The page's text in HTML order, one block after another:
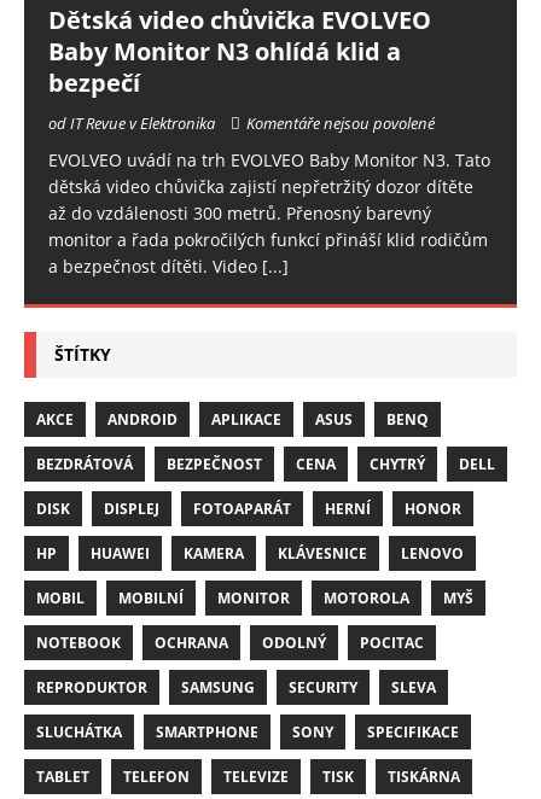
Dětská video chůvička EVOLVEO
Baby Monitor N3 ohlídá klid a
bezpečí
od IT Revue v Elektronika Komentáře nejsou povolené
EVOLVEO uvádí na trh EVOLVEO Baby Monitor N3. Tato
dětská video chůvička zajistí nepřetržitý dozor dítěte
až do vzdálenosti 300 metrů. Přenosný barevný
monitor a řada pokročilých funkcí přináší klid rodičům
a bezpečnost dítěti. Video [...]
ŠTÍTKY
AKCE ANDROID APLIKACE ASUS BENQ
BEZDRÁTOVÁ BEZPEČNOST CENA CHYTRÝ DELL
DISK DISPLEJ FOTOAPARÁT HERNÍ HONOR
HP HUAWEI KAMERA KLÁVESNICE LENOVO
MOBIL MOBILNÍ MONITOR MOTOROLA MYŠ
NOTEBOOK OCHRANA ODOLNÝ POCITAC
REPRODUKTOR SAMSUNG SECURITY SLEVA
SLUCHÁTKA SMARTPHONE SONY SPECIFIKACE
TABLET TELEFON TELEVIZE TISK TISKÁRNA